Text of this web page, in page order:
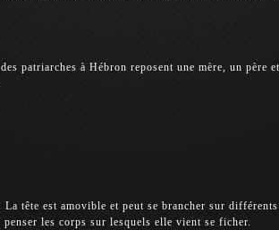
patriarches à Hébron reposent une mère, un
tête est amovible et peut se brancher sur
penser les corps sur lesquels elle vient se ficher.